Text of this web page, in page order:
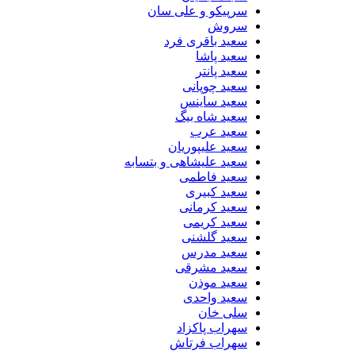
سرپیکو و علی سان
سروش
سعید باقری فرد
سعید پاشا
سعید پانتر
سعید چوپانی
سعید ساینس
سعید شاه بیگ
سعید عرب
سعید علیپوریان
سعید علیشاهی و بتسابه
سعید فاطمی
سعید کبیری
سعید کرمانی
سعید کریمی
سعید گلشنی
سعید مدرس
سعید مشرقی
سعید موذن
سعید واحدی
سلی خان
سهراب پاکزاد
سهراب فرتاش